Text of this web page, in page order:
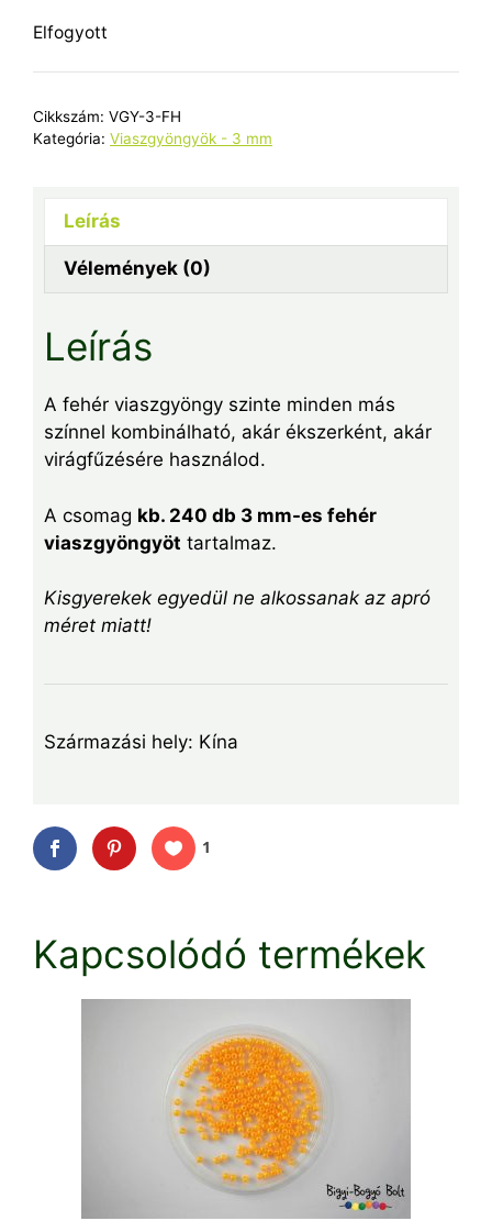
Elfogyott
Cikkszám: VGY-3-FH
Kategória: Viaszgyöngyök - 3 mm
Leírás
Vélemények (0)
Leírás
A fehér viaszgyöngy szinte minden más
színnel kombinálható, akár ékszerként, akár
virágfűzésére használod.
A csomag kb. 240 db 3 mm-es fehér
viaszgyöngyöt tartalmaz.
Kisgyerekek egyedül ne alkossanak az apró
méret miatt!
Származási hely: Kína
1
Kapcsolódó termékek